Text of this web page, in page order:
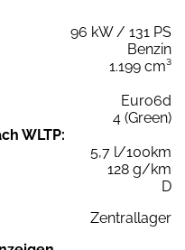
96 kW / 131 PS
Benzin
1.199 cm³
Euro6d
4 (Green)
WLTP:
5,7 l/100km
128 g/km
D
Zentrallager